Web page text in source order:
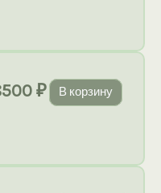
₽ В корзину